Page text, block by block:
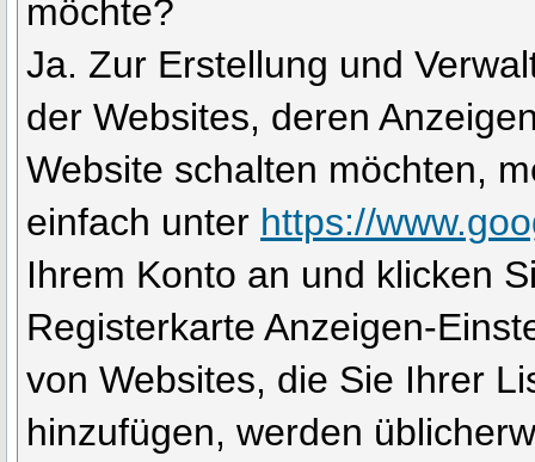
möchte?
Ja. Zur Erstellung und
der Websites, deren
Website schalten möchten,
einfach unter https://
Ihrem Konto an und klicken
Registerkarte Anzeigen-
von Websites, die Sie Ihrer
hinzufügen, werden